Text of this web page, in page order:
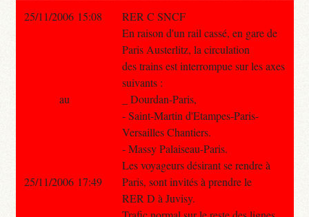
25/11/2006 15:08
RER C SNCF
En raison d'un rail cassé, en gare de
Paris Austerlitz, la circulation
des trains est interrompue sur les axes
suivants :
_ Dourdan-Paris,
- Saint-Martin d'Etampes-Paris-
Versailles Chantiers.
- Massy Palaiseau-Paris.
Les voyageurs désirant se rendre à
Paris, sont invités à prendre le
RER D à Juvisy.
au
25/11/2006 17:49